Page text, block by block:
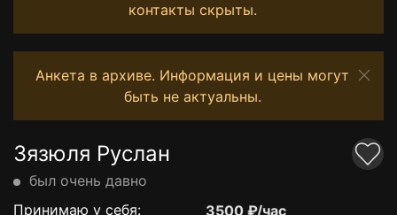
контакты скрыты.
Анкета в архиве. Информация и цены могут
быть не актуальны.
Зязюля Руслан
был очень давно
Принимаю у себя:
3500 ₽/час